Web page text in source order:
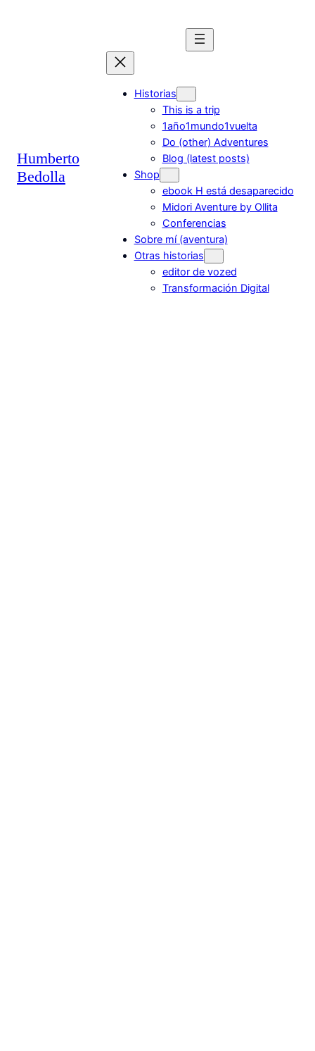
Humberto
Bedolla
Historias
This is a trip
1año1mundo1vuelta
Do (other) Adventures
Blog (latest posts)
Shop
ebook H está desaparecido
Midori Aventure by Ollita
Conferencias
Sobre mí (aventura)
Otras historias
editor de vozed
Transformación Digital